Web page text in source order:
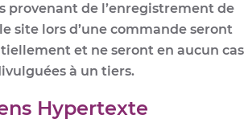
provenant de l’enregistrement de
site lors d’une commande seront
et ne seront en aucun cas
à un tiers.
Hypertexte